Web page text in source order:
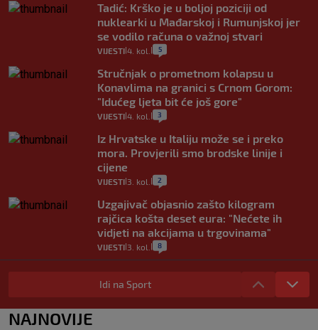
Tadić: Krško je u boljoj poziciji od
nuklearki u Mađarskoj i Rumunjskoj jer
se vodilo računa o važnoj stvari
VIJESTI 4. kol. 5
Stručnjak o prometnom kolapsu u
Konavlima na granici s Crnom Gorom:
"Idućeg ljeta bit će još gore"
VIJESTI 4. kol. 3
Iz Hrvatske u Italiju može se i preko
mora. Provjerili smo brodske linije i
cijene
VIJESTI 3. kol. 2
Uzgajivač objasnio zašto kilogram
rajčica košta deset eura: "Nećete ih
vidjeti na akcijama u trgovinama"
VIJESTI 3. kol. 8
Selidba je jedno od stresnijih iskustava.
Evo aktualnih cijena i nekoliko savjeta
0
Idi na Sport
NAJNOVIJE